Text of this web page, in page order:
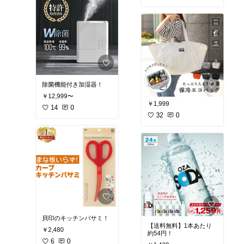
除菌機能付き加湿器！
￥12,999〜
14 0
貝印のキッチンバサミ！
￥2,480
6 0
￥1,999
32 0
【送料無料】1本あたり
約54円！